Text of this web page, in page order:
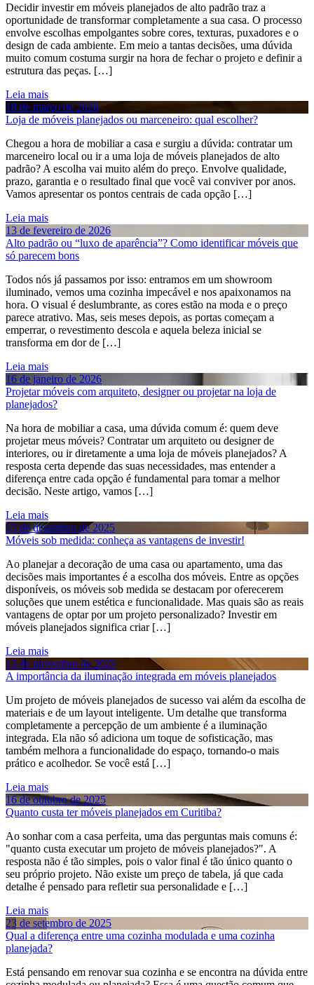
Decidir investir em móveis planejados de alto padrão traz a
oportunidade de transformar completamente a sua casa. O processo
envolve escolhas empolgantes sobre cores, texturas, puxadores e o
design de cada ambiente. Em meio a tantas decisões, uma dúvida
muito comum costuma surgir na hora de fechar o projeto e definir a
estrutura das peças. […]
Leia mais
18 de março de 2026
Loja de móveis planejados ou marceneiro: qual escolher?
Chegou a hora de mobiliar a casa e surgiu a dúvida: contratar um
marceneiro local ou ir a uma loja de móveis planejados de alto
padrão? A escolha vai muito além do preço. Envolve qualidade,
prazo, garantia e o resultado final que você vai conviver por anos.
Vamos apresentar os pontos centrais de cada opção […]
Leia mais
13 de fevereiro de 2026
Alto padrão ou “luxo de aparência”? Como identificar móveis que
só parecem bons
Todos nós já passamos por isso: entramos em um showroom
iluminado, vemos uma cozinha impecável e nos apaixonamos na
hora. O visual é deslumbrante, as cores estão na moda e o preço
parece atrativo. Mas, seis meses depois, as portas começam a
emperrar, o revestimento descola e aquela beleza inicial se
transforma em dor de […]
Leia mais
16 de janeiro de 2026
Projetar móveis com arquiteto, designer ou projetar na loja de
planejados?
Na hora de mobiliar a casa, uma dúvida comum é: quem deve
projetar meus móveis? Contratar um arquiteto ou designer de
interiores, ou ir diretamente a uma loja de móveis planejados? A
resposta certa depende das suas necessidades, mas entender a
diferença entre cada opção é fundamental para tomar a melhor
decisão. Neste artigo, vamos […]
Leia mais
15 de dezembro de 2025
Móveis sob medida: conheça as vantagens de investir!
Ao planejar a decoração de uma casa ou apartamento, uma das
decisões mais importantes é a escolha dos móveis. Entre as opções
disponíveis, os móveis sob medida se destacam por oferecerem
soluções que unem estética e funcionalidade. Mas quais são as reais
vantagens de optar por um projeto personalizado? Investir em
móveis planejados significa criar […]
Leia mais
13 de novembro de 2025
A importância da iluminação integrada em móveis planejados
Um projeto de móveis planejados de sucesso vai além da escolha de
materiais e de um layout inteligente. Um detalhe que transforma
completamente a percepção de um ambiente é a iluminação
integrada. Ela não só adiciona um toque de sofisticação, mas
também melhora a funcionalidade do espaço, tornando-o mais
prático e acolhedor. Se você está […]
Leia mais
16 de outubro de 2025
Quanto custa ter móveis planejados em Curitiba?
Ao sonhar com a casa perfeita, uma das perguntas mais comuns é:
"quanto custa executar um projeto de móveis planejados?". A
resposta não é tão simples, pois o valor final é tão único quanto o
seu próprio projeto. Não existe um preço de tabela, já que cada
detalhe é pensado para refletir sua personalidade e […]
Leia mais
23 de setembro de 2025
Qual a diferença entre uma cozinha modulada e uma cozinha
planejada?
Está pensando em renovar sua cozinha e se encontra na dúvida entre